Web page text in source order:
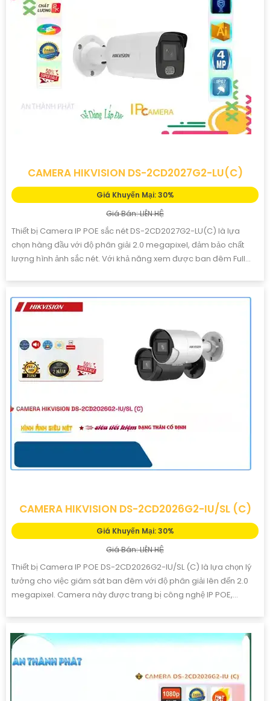
CAMERA HIKVISION DS-2CD2027G2-LU(C)
Giá Khuyến Mại: 30%
Giá Bán: LIÊN HỆ
Thiết bị Camera IP POE sắc nét DS-2CD2027G2-LU(C) là lựa
chọn hàng đầu với độ phân giải 2.0 megapixel, đảm bảo chất
lượng hình ảnh sắc nét. Với khả năng xem được ban đêm Full...
CAMERA HIKVISION DS-2CD2026G2-IU/SL (C)
Giá Khuyến Mại: 30%
Giá Bán: LIÊN HỆ
Thiết bị Camera IP POE DS-2CD2026G2-IU/SL (C) là lựa chọn lý
tưởng cho việc giám sát ban đêm với độ phân giải lên đến 2.0
megapixel. Camera này được trang bị công nghệ IP POE,...